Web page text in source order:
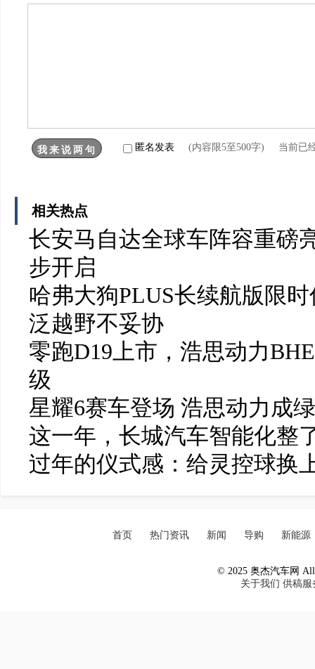
匿名发表 (内容限5至500字) 当前已
相关热点
长安马自达全球车阵容重磅
步开启
哈弗大狗PLUS长续航版限
泛越野不妥协
零跑D19上市，浩思动力
级
星耀6赛车登场 浩思动力成
这一年，长城汽车智能化整
过年的仪式感：给灵控球换
首页 热门资讯 新闻 导购 新能源
© 2025 奥杰汽车网 All
关于我们 供稿服